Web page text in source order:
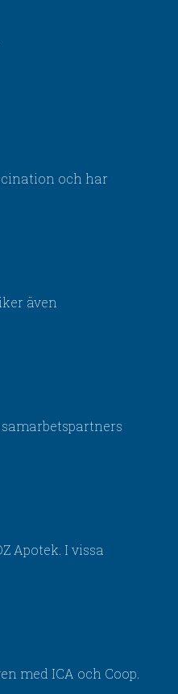
och har
även
Apotek. I vissa
med ICA och Coop.